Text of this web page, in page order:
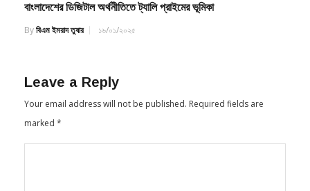
বাংলাদেশের ডিজিটাল অর্থনীতিতে ট্যালি প্রাইমের ভূমিকা
Byবিএম ইমরাদ তুষার ১৬/০১/২০২৫
Leave a Reply
Your email address will not be published. Required fields are
marked *